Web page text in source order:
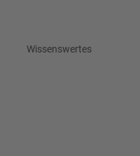
Wissenswertes